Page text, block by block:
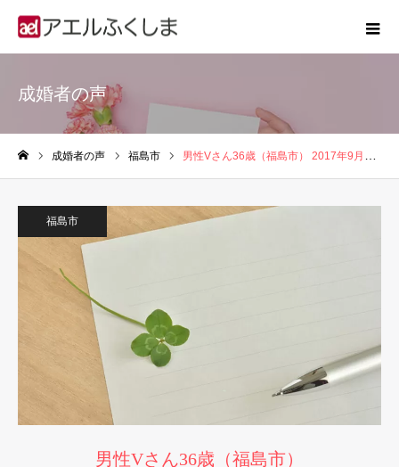
成婚者の声
成婚者の声 福島市 男性Vさん36歳（福島市） 2017年9月入会、2018年5月に婚約
福島市
男性Vさん36歳（福島市）